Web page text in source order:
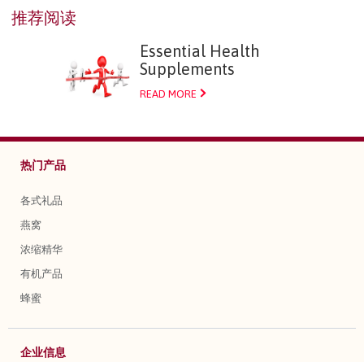
推荐阅读
Essential Health
Supplements
READ MORE
热门产品
各式礼品
燕窝
浓缩精华
有机产品
蜂蜜
企业信息